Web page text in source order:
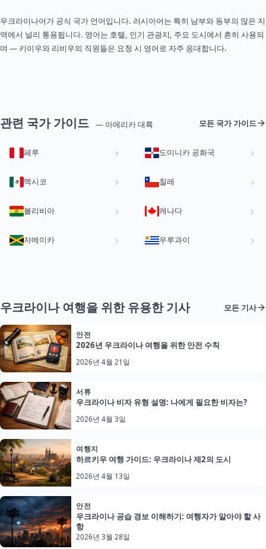
우크라이나어가 공식 국가 언어입니다. 러시아어는 특히 남부와 동부의 많은 지
역에서 널리 통용됩니다. 영어는 호텔, 인기 관광지, 주요 도시에서 흔히 사용되
며 — 키이우와 리비우의 직원들은 요청 시 영어로 자주 응대합니다.
관련 국가 가이드 — 아메리카 대륙 모든 국가 가이드
페루 도미니카 공화국
멕시코 칠레
볼리비아 캐나다
자메이카 우루과이
우크라이나 여행을 위한 유용한 기사 모든 기사
안전
2026년 우크라이나 여행을 위한 안전 수칙
2026년 4월 21일
서류
우크라이나 비자 유형 설명: 나에게 필요한 비자는?
2026년 4월 3일
여행지
하르키우 여행 가이드: 우크라이나 제2의 도시
2026년 4월 13일
안전
우크라이나 공습 경보 이해하기: 여행자가 알아야 할 사
항
2026년 3월 28일